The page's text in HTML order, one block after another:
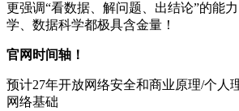
更强调“看数据、解问题、出结论”的能
学、数据科学都极具含金量！
官网时间轴！
预计27年开放网络安全和商业原理/个人
网络基础